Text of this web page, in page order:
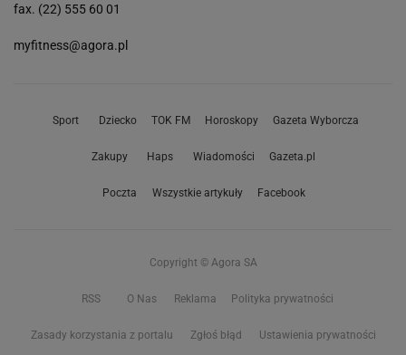
fax. (22) 555 60 01
myfitness@agora.pl
Sport Dziecko TOK FM Horoskopy Gazeta Wyborcza
Zakupy Haps Wiadomości Gazeta.pl
Poczta Wszystkie artykuły Facebook
Copyright © Agora SA
RSS O Nas Reklama Polityka prywatności
Zasady korzystania z portalu Zgłoś błąd Ustawienia prywatności